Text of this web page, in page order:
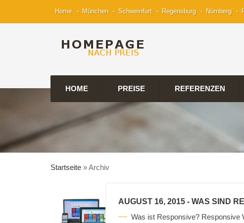
Home München Schweinfurt Regensburg Nürnberg
HOME PREISE REFERENZEN
Startseite »Archiv
AUGUST 16, 2015 - WAS SIND
Was ist Responsive? Responsive